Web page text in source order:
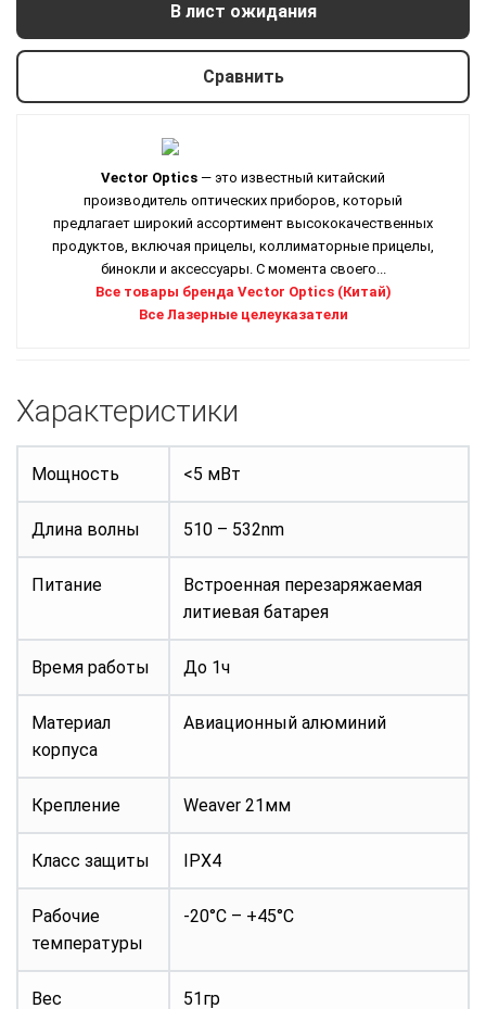
В лист ожидания
Сравнить
Vector Optics — это известный китайский
производитель оптических приборов, который
предлагает широкий ассортимент высококачественных
продуктов, включая прицелы, коллиматорные прицелы,
бинокли и аксессуары. С момента своего...
Все товары бренда Vector Optics (Китай)
Все Лазерные целеуказатели
Характеристики
Мощность <5 мВт
Длина волны 510 – 532nm
Питание
Встроенная перезаряжаемая
литиевая батарея
Время работы До 1ч
Материал
корпуса
Авиационный алюминий
Крепление Weaver 21мм
Класс защиты IPX4
Рабочие
температуры
-20°C – +45°C
Вес 51гр